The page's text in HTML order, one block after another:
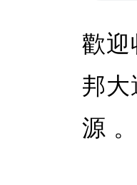
歡迎
邦
源 。